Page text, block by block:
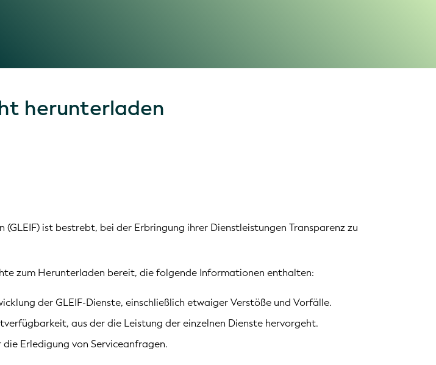
herunterladen
ist bestrebt, bei der Erbringung ihrer Dienstleistungen Transparenz zu
zum Herunterladen bereit, die folgende Informationen enthalten:
der GLEIF-Dienste, einschließlich etwaiger Verstöße und Vorfälle.
aus der die Leistung der einzelnen Dienste hervorgeht.
Erledigung von Serviceanfragen.